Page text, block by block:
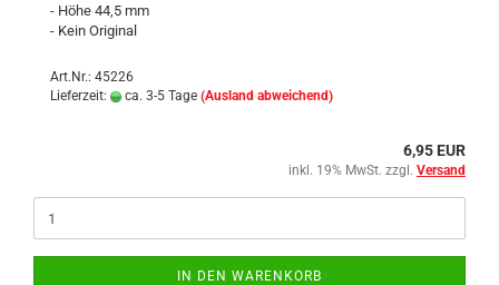
- Höhe 44,5 mm
- Kein Original
Art.Nr.: 45226
Lieferzeit:
ca. 3-5 Tage (Ausland abweichend)
6,95 EUR
inkl. 19% MwSt. zzgl. Versand
IN DEN WARENKORB